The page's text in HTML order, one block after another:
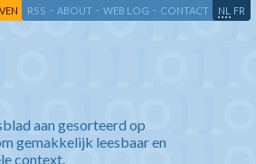
RSS - ABOUT - WEB LOG - CONTACT NL FR
aan gesorteerd op
gemakkelijk leesbaar en
context.